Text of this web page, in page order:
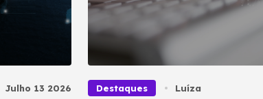
Julho 13 2026 Destaques
Luíza